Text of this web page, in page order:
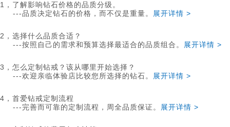
1，了解影响钻石价格的品质分级。
---品质决定钻石的价格，而不仅是重量。
展开详情 >
2，选择什么品质合适？
---按照自己的需求和预算选择最适合的品质组合。
展开详情 >
3，怎么定制钻戒？该从哪里开始选择？
---欢迎亲临体验店比较您所选择的钻石。
展开详情 >
4，首爱钻戒定制流程
---完善而可靠的定制流程，周全品质保证。
展开详情 >